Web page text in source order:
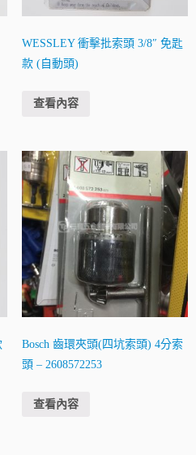
WESSLEY 衝擊批索頭 3/8″ 免匙
款 (自動頭)
查看內容
Bosch 齒環夾頭(四坑索頭) 4分索
頭 – 2608572253
查看內容